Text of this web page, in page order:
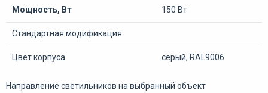
Мощность, Вт 150 Вт
Стандартная модификация
Цвет корпуса серый, RAL9006
Направление светильников на выбранный объект